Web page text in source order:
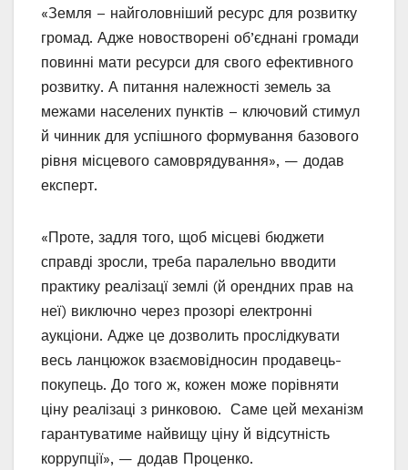
«Земля – найголовніший ресурс для розвитку
громад. Адже новостворені об’єднані громади
повинні мати ресурси для свого ефективного
розвитку. А питання належності земель за
межами населених пунктів – ключовий стимул
й чинник для успішного формування базового
рівня місцевого самоврядування», — додав
експерт.
«Проте, задля того, щоб місцеві бюджети
справді зросли, треба паралельно вводити
практику реалізацї землі (й орендних прав на
неї) виключно через прозорі електронні
аукціони. Адже це дозволить прослідкувати
весь ланцюжок взаємовідносин продавець-
покупець. До того ж, кожен може порівняти
ціну реалізаці з ринковою. Саме цей механізм
гарантуватиме найвищу ціну й відсутність
коррупції», — додав Проценко.